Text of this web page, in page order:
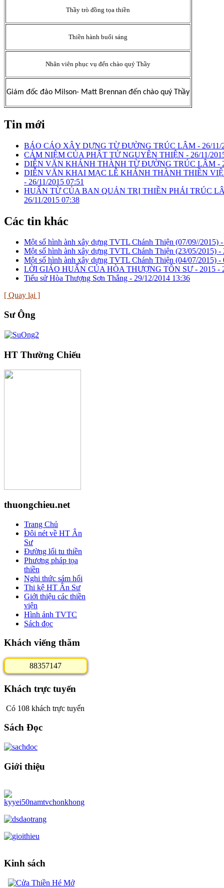
Thầy trò đồng tọa thiền
Thiền hành buổi sáng
Nhân viên phục vụ đến chào quý Thầy
Giám đốc đảo Milson- Matt Brennan đến chào quý Thầy
Tin mới
BÁO CÁO XÂY DỰNG TỪ ĐƯỜNG TRÚC LÂM - 26/11/
CẢM NIỆM CỦA PHẬT TỬ NGUYÊN THIỆN - 26/11/
DIỄN VĂN KHÁNH THÀNH TỪ ĐƯỜNG TRÚC LÂM -
DIỄN VĂN KHAI MẠC LỄ KHÁNH THÀNH THIỀN
- 26/11/2015 07:51
HUẤN TỪ CỦA BAN QUẢN TRỊ THIỀN PHÁI TRÚC
26/11/2015 07:38
Các tin khác
Một số hình ành xây dựng TVTL Chánh Thiện (07/09//2015)
Một số hình ành xây dựng TVTL Chánh Thiện (23/05/2015) -
Một số hình ành xây dựng TVTL Chánh Thiện (04/07/2015) -
LỜI GIÁO HUẤN CỦA HÒA THƯỢNG TÔN SƯ - 2015 -
Tiểu sử Hòa Thượng Sơn Thắng - 29/12/2014 13:36
[ Quay lại ]
Sư Ông
HT Thường Chiếu
thuongchieu.net
Trang Chủ
Đôi nét về HT Ân
Sư
Đường lối tu thiền
Phương pháp tọa
thiền
Nghi thức sám hối
Thi kệ HT Ân Sư
Giới thiệu các thiền
viện
Hình ảnh TVTC
Sách đọc
Khách viếng thăm
88357147
Khách trực tuyến
Có 108 khách trực tuyến
Sách Đọc
Giới thiệu
Kinh sách